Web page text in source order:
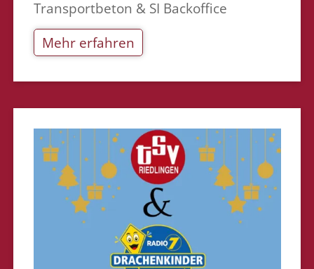
Transportbeton & SI Backoffice
Mehr erfahren